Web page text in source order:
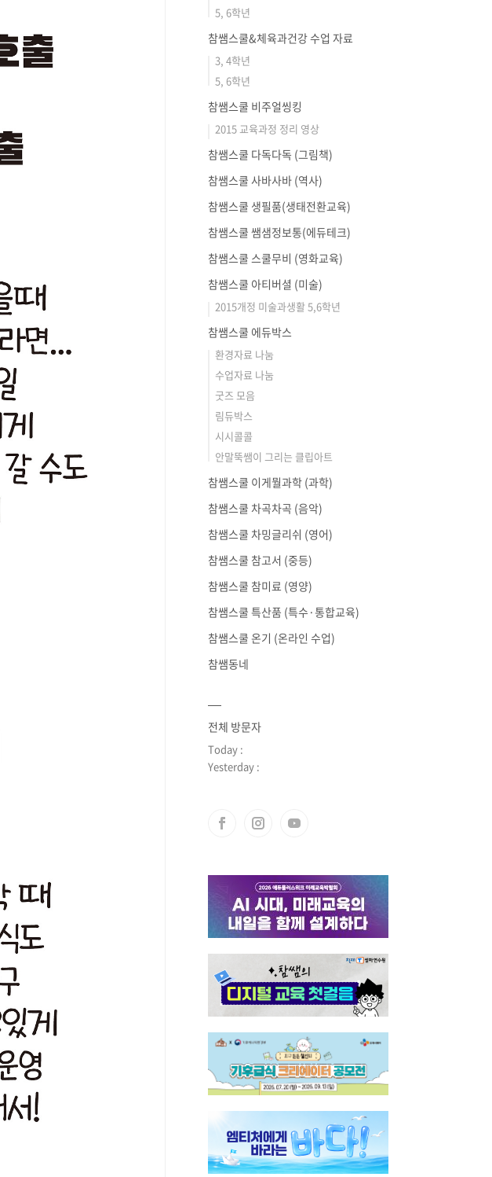
5, 6학년
참쌤스쿨&체육과건강 수업 자료
3, 4학년
5, 6학년
참쌤스쿨 비주얼씽킹
2015 교육과정 정리 영상
참쌤스쿨 다독다독 (그림책)
참쌤스쿨 사바사바 (역사)
참쌤스쿨 생필품(생태전환교육)
참쌤스쿨 쌤샘정보통(에듀테크)
참쌤스쿨 스쿨무비 (영화교육)
참쌤스쿨 아티버셜 (미술)
2015개정 미술과생활 5,6학년
참쌤스쿨 에듀박스
환경자료 나눔
수업자료 나눔
굿즈 모음
림듀박스
시시콜콜
안말뚝쌤이 그리는 클립아트
참쌤스쿨 이게뭘과학 (과학)
참쌤스쿨 차곡차곡 (음악)
참쌤스쿨 차밍글리쉬 (영어)
참쌤스쿨 참고서 (중등)
참쌤스쿨 참미료 (영양)
참쌤스쿨 특산품 (특수·통합교육)
참쌤스쿨 온기 (온라인 수업)
참쌤동네
전체 방문자
Today :
Yesterday :